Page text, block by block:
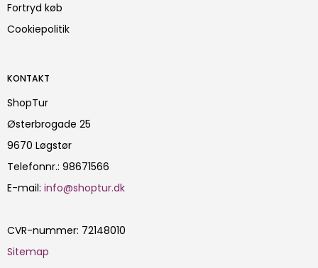
Fortryd køb
Cookiepolitik
KONTAKT
ShopTur
Østerbrogade 25
9670 Løgstør
Telefonnr.: 98671566
E-mail: info@shoptur.dk
CVR-nummer: 72148010
Sitemap